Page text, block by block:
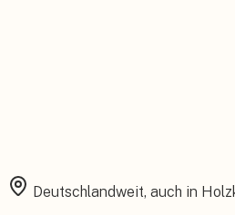
Deutschlandweit, auch in